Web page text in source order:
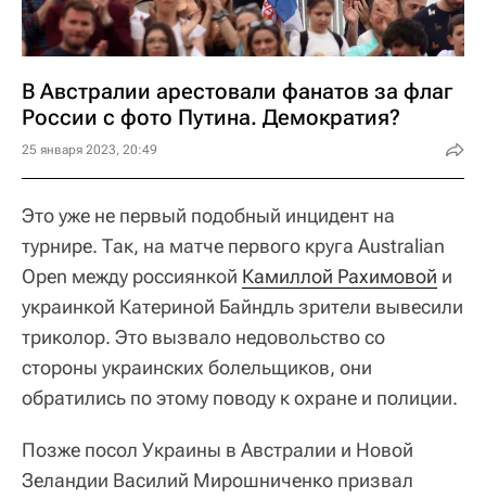
В Австралии арестовали фанатов за флаг
России с фото Путина. Демократия?
25 января 2023, 20:49
Это уже не первый подобный инцидент на
турнире. Так, на матче первого круга Australian
Open между россиянкой Камиллой Рахимовой и
украинкой Катериной Байндль зрители вывесили
триколор. Это вызвало недовольство со
стороны украинских болельщиков, они
обратились по этому поводу к охране и полиции.
Позже посол Украины в Австралии и Новой
Зеландии Василий Мирошниченко призвал